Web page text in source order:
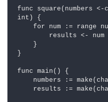
func square(numbers
int) {
}
func main() {